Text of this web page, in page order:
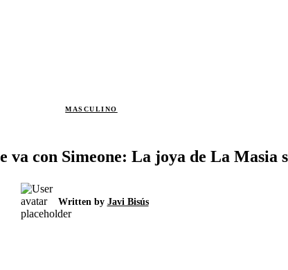
MASCULINO
va con Simeone: La joya de La Masia
Written by Javi Bisús